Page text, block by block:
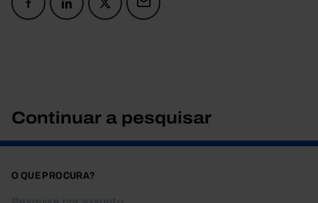
Continuar a pesquisar
O QUE PROCURA?